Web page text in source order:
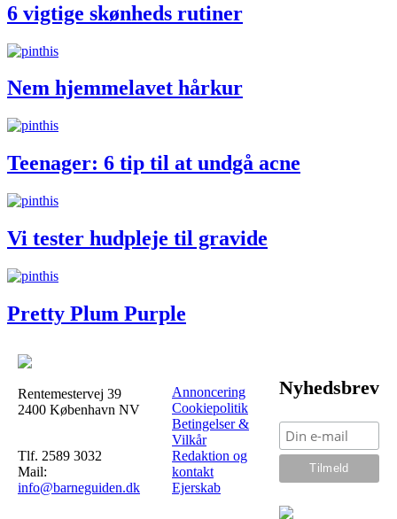
6 vigtige skønheds rutiner
Nem hjemmelavet hårkur
Teenager: 6 tip til at undgå acne
Vi tester hudpleje til gravide
Pretty Plum Purple
Rentemestervej 39
2400 København NV
Tlf. 2589 3032
Mail:
info@barneguiden.dk
Annoncering
Cookiepolitik
Betingelser &
Vilkår
Redaktion og
kontakt
Ejerskab
Nyhedsbrev